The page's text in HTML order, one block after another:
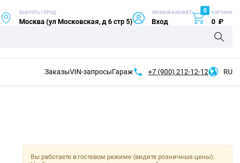
ВЫБРАТЬ ГОРОД
Москва (ул Московская, д 6 стр 5)
ЛИЧНЫЙ КАБИНЕТ
Вход
0 КОРЗИНА
0 ₽
ЗаказыVIN-запросыГараж +7 (900) 212-12-12 RU
Вы работаете в гостевом режиме (видите розничные цены).